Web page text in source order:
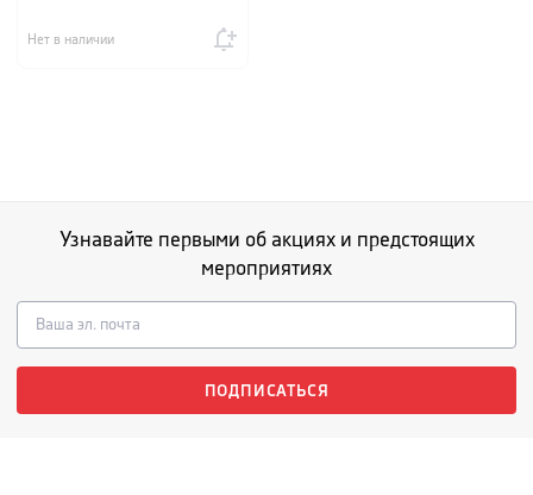
Нет в наличии
Узнавайте первыми об акциях и предстоящих
мероприятиях
ПОДПИСАТЬСЯ